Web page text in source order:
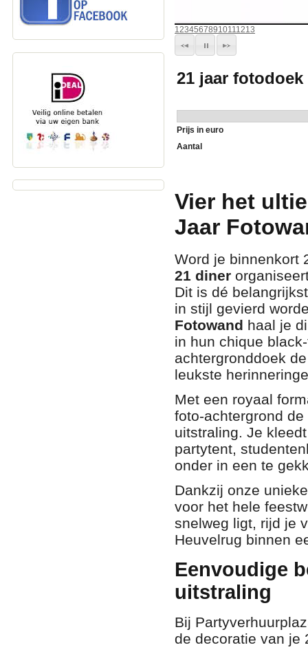
12345678910111213
21 jaar
Prijs in euro
Aantal
Vier het
Jaar
Word je binnenkort
21 diner
Dit is dé
in stijl gevierd
Fotowand haal je
in hun chique
achtergronddoek
leukste
Met een royaal
foto-achtergrond
uitstraling. Je
partytent,
onder in een te
Dankzij onze
voor het hele
snelweg ligt, rijd je
Heuvelrug binnen
Eenvoudige
uitstraling
Bij
de decoratie van je